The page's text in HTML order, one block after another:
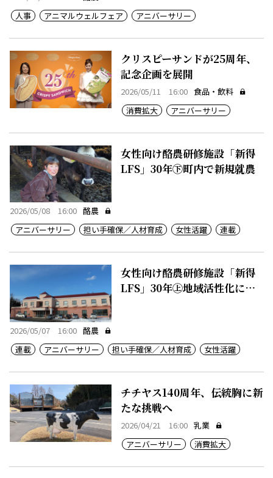
人事
アニマルウェルフェア アニバーサリー
クリスピーサンドが25周年、
記念企画を展開
2026/05/11 16:00 食品・飲料
消費拡大
アニバーサリー
女性向け酪農研修施設「新得
LFS」30年㊦町内で新規就農
2026/05/08 16:00 酪農
アニバーサリー
担い手確保／人材育成 女性活躍 連載
女性向け酪農研修施設「新得
LFS」30年㊤地域活性化に一
2026/05/07 16:00 酪農
連載
アニバーサリー 担い手確保／人材育成 女性活躍
チチヤス140周年、伝統胸に新
たな挑戦へ
2026/04/21 16:00 乳業
アニバーサリー
消費拡大